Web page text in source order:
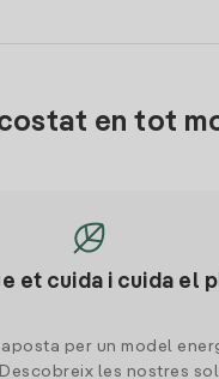
en tot
et cuida i cuida el
aposta per un model
les nostres